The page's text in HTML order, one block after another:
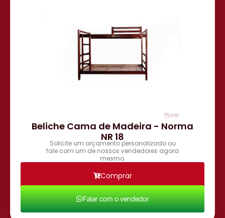
Beliche Cama de Madeira - Norma
NR 18
Solicite um orçamento personalizado ou
fale com um de nossos vendedores agora
mesmo.
Comprar
Falar com o vendedor